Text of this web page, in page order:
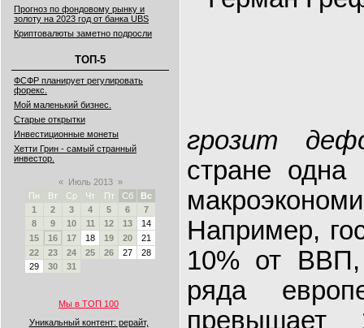
Прогноз по фондовому рынку и
золоту на 2023 год от банка UBS
Криптовалюты заметно подросли
ТОП-5
ФСФР планирует регулировать
форекс.
Мой маленький бизнес.
Старые открытки
Инвестиционные монеты
Хетти Грин - самый странный
инвестор.
« Июль 2013 »
Пн
Вт Ср Чт Пт Сб
Вс
1
2 3 4 5 6
7
8
9 10 11 12 13
14
15
16 17 18 19 20
21
22
23 24 25 26 27
28
29
30 31
Мы в ТОП 100
Уникальный контент: рерайт,
грозит
стране
Например,
10% от
ряда